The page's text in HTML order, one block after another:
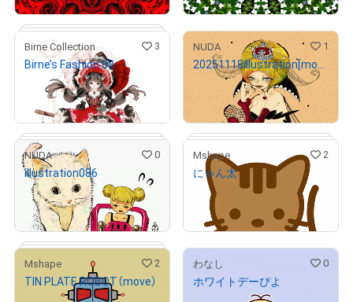
# 5/8
Birne Collection 3
Birne’s Fashion 08
11,500
NUDA 1
¥30,000
売出し（初回販売）
# 3/5
NUDA 0
illustration086
2,300
売出し（初回販売）
Mshape 2
にゃん太
500
Mshape 2
TIN PLATE ROBOT（move）
わなし 0
ホワイトデーぴよ